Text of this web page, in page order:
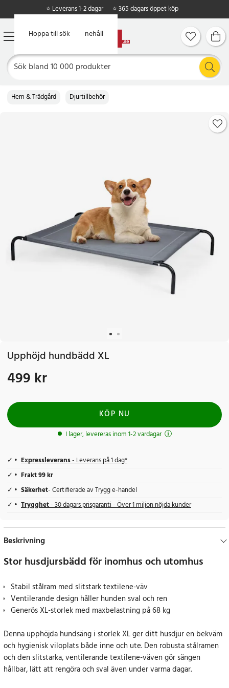
Hoppa till huvudinnehåll
Hoppa till sök
⭐ Leverans 1-2 dagar ⭐ 365 dagars öppet köp
Hem & Trädgård Djurtillbehör
Upphöjd hundbädd XL
Pris:499 kr
499 kr
KÖP NU
I lager, levereras inom 1-2 vardagar
Expressleverans- Leverans på 1 dag*
Frakt 99 kr
Säkerhet- Certifierade av Trygg e-handel
Trygghet- 30 dagars prisgaranti - Över 1 miljon nöjda kunder
Beskrivning
Stor husdjursbädd för inomhus och utomhus
Stabil stålram med slitstark textilene-väv
Ventilerande design håller hunden sval och ren
Generös XL-storlek med maxbelastning på 68 kg
Denna upphöjda hundsäng i storlek XL ger ditt husdjur en bekväm
och hygienisk viloplats både inne och ute. Den robusta stålramen
och den slitstarka, ventilerande textilene-väven gör sängen
hållbar, lätt att rengöra och sval även under varma dagar.